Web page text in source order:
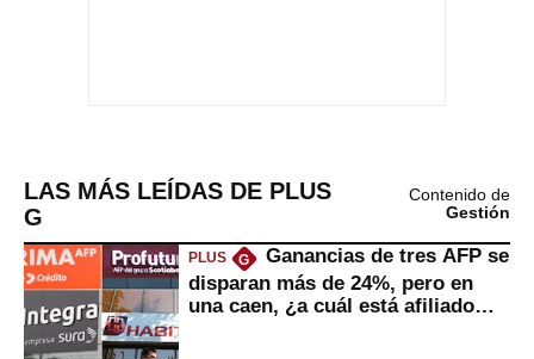
LAS MÁS LEÍDAS DE PLUS
G
Contenido de
Gestión
PLUS G
Ganancias de tres AFP se
disparan más de 24%, pero en
una caen, ¿a cuál está afiliado